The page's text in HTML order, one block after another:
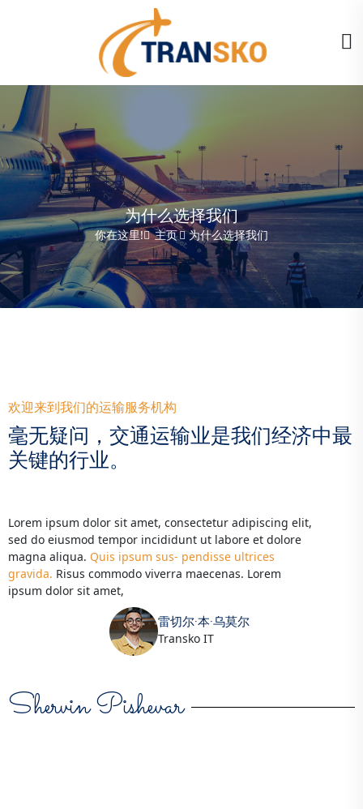
为什么选择我们
你在这里! 主页 为什么选择我们
欢迎来到我们的运输服务机构
毫无疑问，交通运输业是我们经济中最
关键的行业。
Lorem ipsum dolor sit amet, consectetur adipiscing elit,
sed do eiusmod tempor incididunt ut labore et dolore
magna aliqua. Quis ipsum sus- pendisse ultrices
gravida. Risus commodo viverra maecenas. Lorem
ipsum dolor sit amet,
雷切尔·本·乌莫尔
Transko IT
Shervin Pishevar